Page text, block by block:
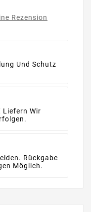
Rezension
Und Schutz
Liefern Wir
Rückgabe
Möglich.